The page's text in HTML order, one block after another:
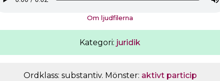
Om ljudfilerna
Kategori: juridik
Ordklass: substantiv. Mönster: aktivt particip